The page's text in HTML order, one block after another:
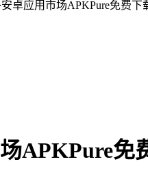
卓应用市场APKPure免费下
APKPure免